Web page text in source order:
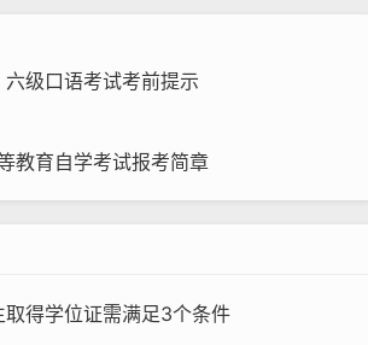
〔2024〕1号）要求，“形势与政策”
新时代中国特色社会主义思想概论”课
为每次考试日期前12个月以内的国内
相关出版社官方书店或正规电商平台
通过河北省教育考试院官方渠道（网
；微信小程序：
级口语考试考前提示
教育自学考试报考简章
取得学位证需满足3个条件